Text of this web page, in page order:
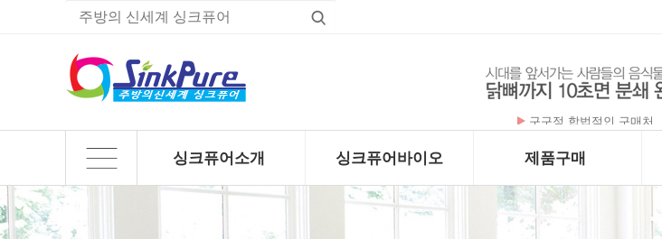
플라케닐 - 하이드록시클
싱크퓨어소개 싱크퓨어바이오
제품구매
하위분류
하위분류